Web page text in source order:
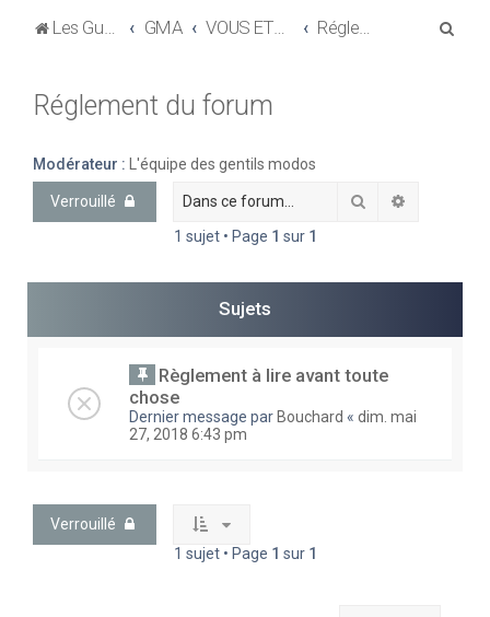
Les Guerriers du Moyen-Age GMA VOUS ETES NOUVEAU SUR CE FORUM, CETTE RUBRIQUE VOUS CONCERNE Réglement du forum
Réglement du forum
Modérateur : L'équipe des gentils modos
Verrouillé Rechercher
1 sujet • Page 1 sur 1
Sujets
Règlement à lire avant toute
chose
Dernier message par Bouchard « dim. mai
27, 2018 6:43 pm
Verrouillé
1 sujet • Page 1 sur 1